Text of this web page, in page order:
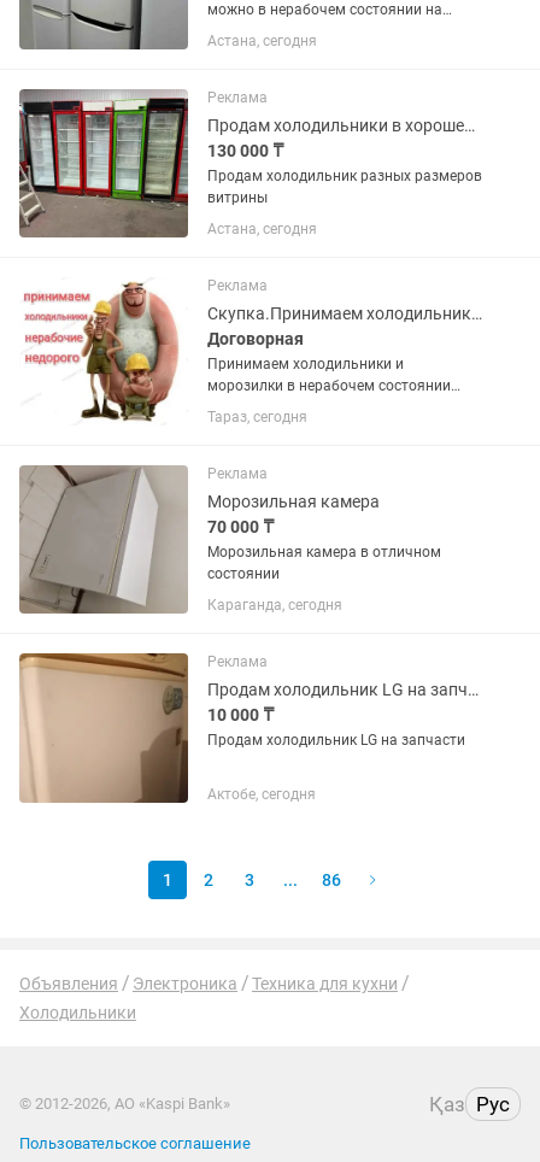
можно в нерабочем состоянии на
запчасти
Астана, сегодня
Реклама
Продам холодильники в хорошем состоянии
130 000 ₸
Продам холодильник разных размеров
витрины
Астана, сегодня
Реклама
Скупка.Принимаем холодильники и морозилки в нерабочем состоянии недорого
Договорная
Принимаем холодильники и
морозилки в нерабочем состоянии
недорого. Фотки для оценки можно
присылать . Поможем вынести старую
Тараз, сегодня
Реклама
Морозильная камера
70 000 ₸
Морозильная камера в отличном
состоянии
Караганда, сегодня
Реклама
Продам холодильник LG на запчасти
10 000 ₸
Продам холодильник LG на запчасти
Актобе, сегодня
1 2 3 ... 86
Объявления Электроника
Техника для кухни
Холодильники
© 2012-2026, АО «Kaspi Bank» Қаз Рус
Пользовательское соглашение